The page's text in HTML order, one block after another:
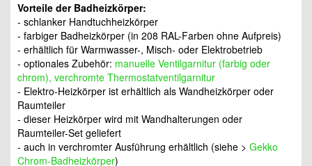
Vorteile der Badheizkörper:
- schlanker Handtuchheizkörper
- farbiger Badheizkörper (in 208 RAL-Farben ohne Aufpreis)
- erhältlich für Warmwasser-, Misch- oder Elektrobetrieb
- optionales Zubehör: manuelle Ventilgarnitur (farbig oder
chrom), verchromte Thermostatventilgarnitur
- Elektro-Heizkörper ist erhältlich als Wandheizkörper oder
Raumteiler
- dieser Heizkörper wird mit Wandhalterungen oder
Raumteiler-Set geliefert
- auch in verchromter Ausführung erhältlich (siehe > Gekko
Chrom-Badheizkörper)